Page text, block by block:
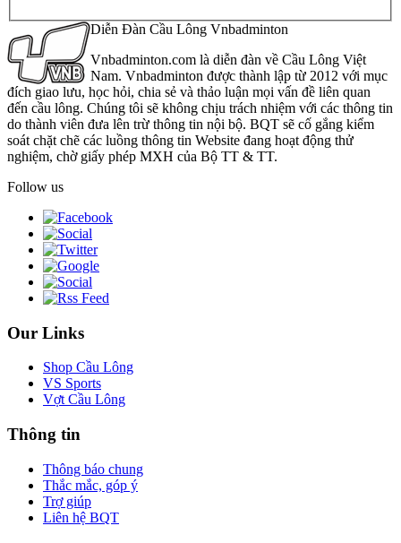
Diễn Đàn Cầu Lông Vnbadminton
Vnbadminton.com là diễn đàn về Cầu Lông Việt
Nam. Vnbadminton được thành lập từ 2012 với mục
đích giao lưu, học hỏi, chia sẻ và thảo luận mọi vấn đề liên quan
đến cầu lông. Chúng tôi sẽ không chịu trách nhiệm với các thông tin
do thành viên đưa lên trừ thông tin nội bộ. BQT sẽ cố gắng kiểm
soát chặt chẽ các luồng thông tin Website đang hoạt động thử
nghiệm, chờ giấy phép MXH của Bộ TT & TT.
Follow us
Our Links
Shop Cầu Lông
VS Sports
Vợt Cầu Lông
Thông tin
Thông báo chung
Thắc mắc, góp ý
Trợ giúp
Liên hệ BQT